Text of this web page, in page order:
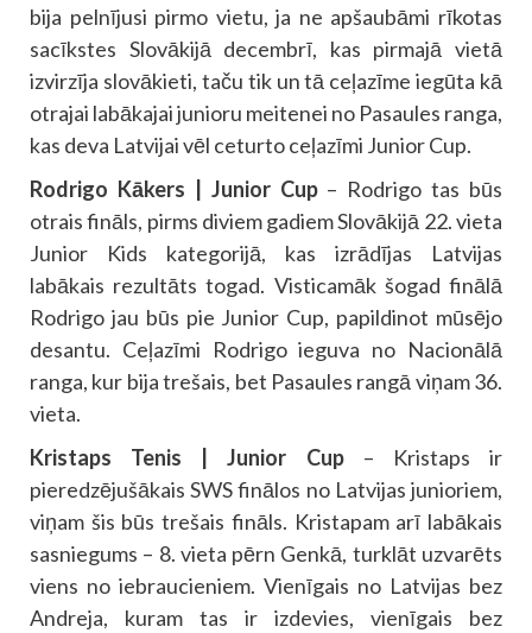
bija pelnījusi pirmo vietu, ja ne apšaubāmi rīkotas
sacīkstes Slovākijā decembrī, kas pirmajā vietā
izvirzīja slovākieti, taču tik un tā ceļazīme iegūta kā
otrajai labākajai junioru meitenei no Pasaules ranga,
kas deva Latvijai vēl ceturto ceļazīmi Junior Cup.
Rodrigo Kākers | Junior Cup– Rodrigo tas būs
otrais fināls, pirms diviem gadiem Slovākijā 22. vieta
Junior Kids kategorijā, kas izrādījas Latvijas
labākais rezultāts togad. Visticamāk šogad finālā
Rodrigo jau būs pie Junior Cup, papildinot mūsējo
desantu. Ceļazīmi Rodrigo ieguva no Nacionālā
ranga, kur bija trešais, bet Pasaules rangā viņam 36.
vieta.
Kristaps Tenis | Junior Cup– Kristaps ir
pieredzējušākais SWS finālos no Latvijas junioriem,
viņam šis būs trešais fināls. Kristapam arī labākais
sasniegums – 8. vieta pērn Genkā, turklāt uzvarēts
viens no iebraucieniem. Vienīgais no Latvijas bez
Andreja, kuram tas ir izdevies, vienīgais bez